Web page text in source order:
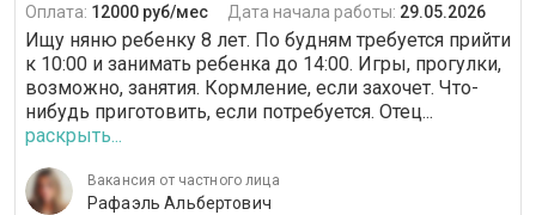
Оплата: 12000 руб/мес Дата начала работы: 29.05.2026
Ищу няню ребенку 8 лет. По будням требуется прийти
к 10:00 и занимать ребенка до 14:00. Игры, прогулки,
возможно, занятия. Кормление, если захочет. Что-
нибудь приготовить, если потребуется. Отец...
раскрыть...
Вакансия от частного лица
Рафаэль Альбертович